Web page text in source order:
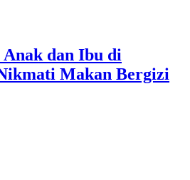
dan Ibu di
Makan Bergizi